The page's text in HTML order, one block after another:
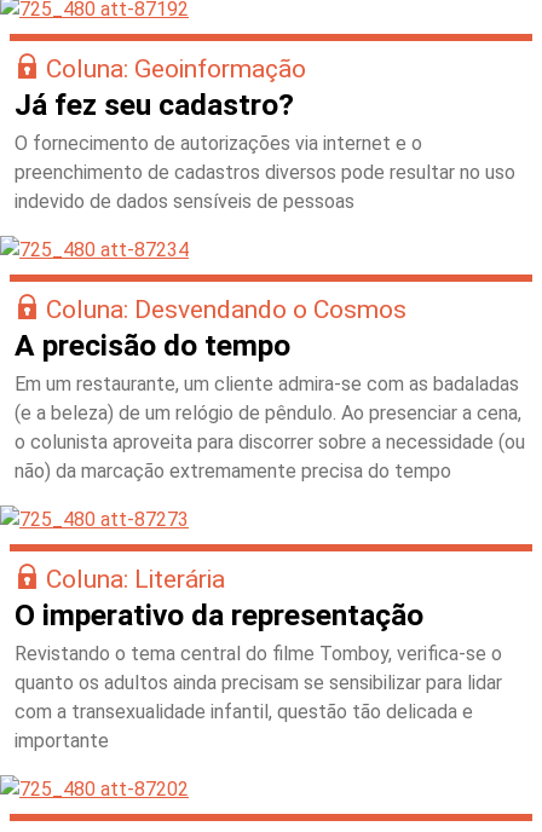
Coluna: Geoinformação
Já fez seu cadastro?
O fornecimento de autorizações via internet e o
preenchimento de cadastros diversos pode resultar no uso
indevido de dados sensíveis de pessoas
Coluna: Desvendando o Cosmos
A precisão do tempo
Em um restaurante, um cliente admira-se com as badaladas
(e a beleza) de um relógio de pêndulo. Ao presenciar a cena,
o colunista aproveita para discorrer sobre a necessidade (ou
não) da marcação extremamente precisa do tempo
Coluna: Literária
O imperativo da representação
Revistando o tema central do filme Tomboy, verifica-se o
quanto os adultos ainda precisam se sensibilizar para lidar
com a transexualidade infantil, questão tão delicada e
importante